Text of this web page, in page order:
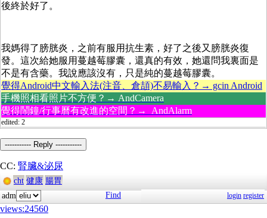
後終於好了。
我媽得了膀胱炎，之前有服用抗生素，好了之後又膀胱炎復
發。這次給她服用蔓越莓膠囊，還真的有效，她還問我裏面是
不是有含藥。我說應該沒有，只是純的蔓越莓膠囊。
覺得Android中文輸入法(注音、倉頡)不易輸入？→ gcin Android
手機照相看照片不方便？→ AndCamera
覺得鬧鐘/行事曆有改進的空間？→ AndAlarm
edited: 2
----------- Reply -----------
CC: 腎臟&泌尿
cht 健康 腸胃
adm
Find login register
views:24560